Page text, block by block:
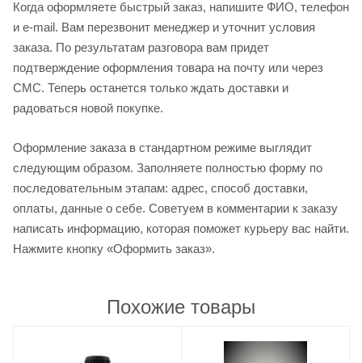
Когда оформляете быстрый заказ, напишите ФИО, телефон
и e-mail. Вам перезвонит менеджер и уточнит условия
заказа. По результатам разговора вам придет
подтверждение оформления товара на почту или через
СМС. Теперь останется только ждать доставки и
радоваться новой покупке.
Оформление заказа в стандартном режиме выглядит
следующим образом. Заполняете полностью форму по
последовательным этапам: адрес, способ доставки,
оплаты, данные о себе. Советуем в комментарии к заказу
написать информацию, которая поможет курьеру вас найти.
Нажмите кнопку «Оформить заказ».
Похожие товары